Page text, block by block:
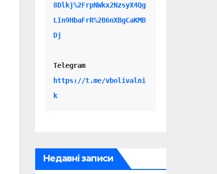
8Dlkj%2FrpNWkx2NzsyX4Qg
LIn9HbaFrR%2B6nXBgCaKMB
Dj
Telegram
https://t.me/vbolivalni
k
Недавні записи